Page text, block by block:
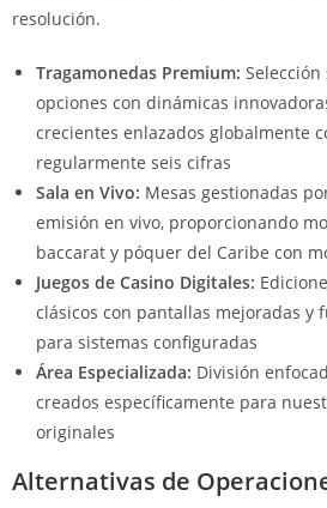
resolución.
Tragamonedas Premium:
opciones con dinámicas
crecientes enlazados globalmente
regularmente seis cifras
Sala en Vivo: Mesas gestionadas
emisión en vivo, proporcionando
baccarat y póquer del Caribe con
Juegos de Casino Digitales:
clásicos con pantallas mejoradas y
para sistemas configuradas
Área Especializada: División
creados específicamente para
originales
Alternativas de